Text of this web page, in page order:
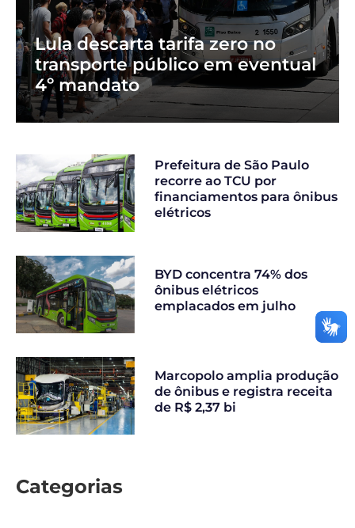
Lula descarta tarifa zero no
transporte público em eventual
4º mandato
Prefeitura de São Paulo
recorre ao TCU por
financiamentos para ônibus
elétricos
BYD concentra 74% dos
ônibus elétricos
emplacados em julho
Marcopolo amplia produção
de ônibus e registra receita
de R$ 2,37 bi
Categorias